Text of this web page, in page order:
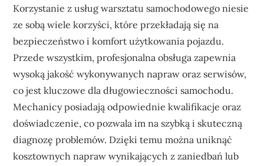
Korzystanie z usług warsztatu samochodowego niesie
ze sobą wiele korzyści, które przekładają się na
bezpieczeństwo i komfort użytkowania pojazdu.
Przede wszystkim, profesjonalna obsługa zapewnia
wysoką jakość wykonywanych napraw oraz serwisów,
co jest kluczowe dla długowieczności samochodu.
Mechanicy posiadają odpowiednie kwalifikacje oraz
doświadczenie, co pozwala im na szybką i skuteczną
diagnozę problemów. Dzięki temu można uniknąć
kosztownych napraw wynikających z zaniedbań lub